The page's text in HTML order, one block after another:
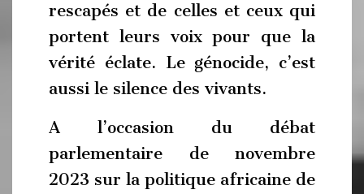
rescapés et de celles et ceux qui
portent leurs voix pour que la
vérité éclate. Le génocide, c’est
aussi le silence des vivants.
A l’occasion du débat
parlementaire de novembre
2023 sur la politique africaine de